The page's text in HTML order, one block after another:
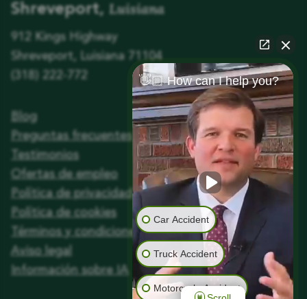
Shreveport, Luisiana
912 Kings Highway
Shreveport, Luisiana 71104
(318) 222-772
Blog
Preguntas frecuentes
Testimonios
Ofertas de empleo
Política de privacidad
Política de cookies
Términos y condiciones
Aviso legal
Información sobre IA
👋🏼 How can I help you?
Car Accident
Truck Accident
Motorcycle Accident